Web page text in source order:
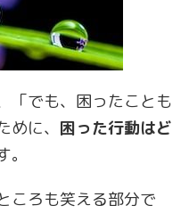
「でも、困ったことも
に、 困った行動はど
ころも笑える部分で